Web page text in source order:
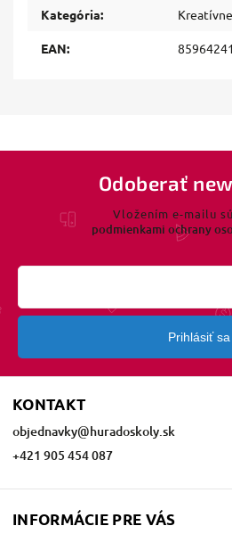
Kategória:
EAN:
KONTAKT
objednavky@huradoskoly.sk
+421 905 454 087
INFORMÁCIE PRE VÁS
Odoberať
Vložením e-mailu
podmienkami ochrany
Prihlásiť sa